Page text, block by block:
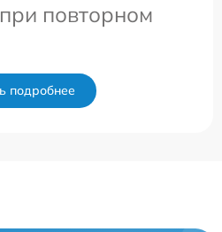
повторном
подробнее